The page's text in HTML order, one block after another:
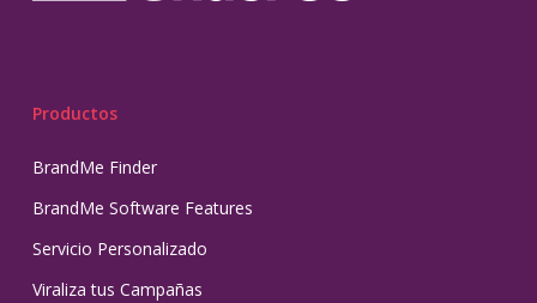
Productos
BrandMe Finder
BrandMe Software Features
Servicio Personalizado
Viraliza tus Campañas